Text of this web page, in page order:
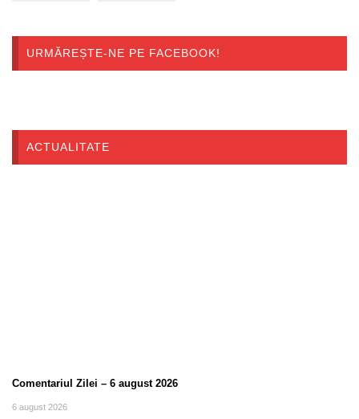
URMĂREȘTE-NE PE FACEBOOK!
ACTUALITATE
Comentariul Zilei – 6 august 2026
6 august 2026